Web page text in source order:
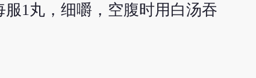
1丸，细嚼，空腹时用白汤吞